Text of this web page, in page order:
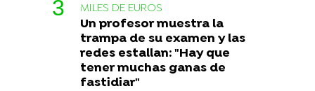
MILES DE EUROS
Un profesor muestra la
trampa de su examen y las
redes estallan: "Hay que
tener muchas ganas de
fastidiar"